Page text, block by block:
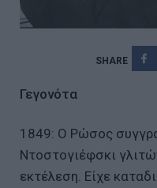
Γεγονότα
1849: Ο Ρώσος
Ντοστογιέφσκι
εκτέλεση. Είχε